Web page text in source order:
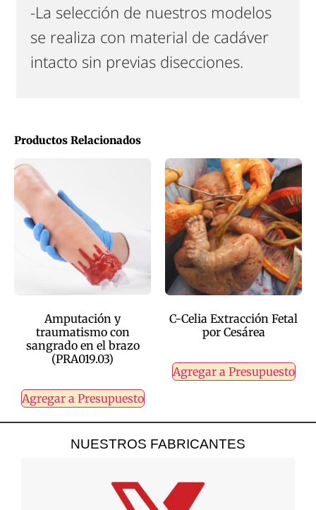
Productos Relacionados
Amputación y
traumatismo con
sangrado en el brazo
(PRA019.03)
Agregar a Presupuesto
C-Celia Extracción Fetal
por Cesárea
Agregar a Presupuesto
-La selección de nuestros modelos
se realiza con material de cadáver
intacto sin previas disecciones.
NUESTROS FABRICANTES